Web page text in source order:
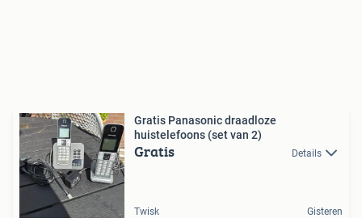
Gratis Panasonic draadloze
huistelefoons (set van 2)
Gratis Details
Twisk Gisteren